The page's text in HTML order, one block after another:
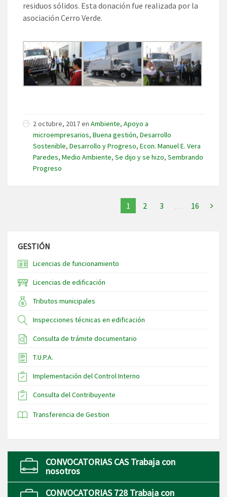
residuos sólidos. Esta donación fue realizada por la
asociación Cerro Verde.
2 octubre, 2017en Ambiente, Apoyo a
microempresarios, Buena gestión, Desarrollo
Sostenible, Desarrollo y Progreso, Econ. Manuel E. Vera
Paredes, Medio Ambiente, Se dijo y se hizo, Sembrando
Progreso
1 2 3 … 16
GESTIÓN
Licencias de funcionamiento
Licencias de edificación
Tributos municipales
Inspecciones técnicas en edificación
Consulta de trámite documentario
T.U.P.A.
Implementación del Control Interno
Consulta del Contribuyente
Transferencia de Gestion
CONVOCATORIAS CAS Trabaja con
nosotros
CONVOCATORIAS 728 Trabaja con